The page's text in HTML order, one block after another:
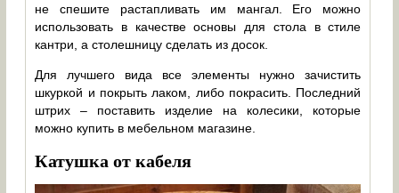
не спешите растапливать им мангал. Его можно
использовать в качестве основы для стола в стиле
кантри, а столешницу сделать из досок.
Для лучшего вида все элементы нужно зачистить
шкуркой и покрыть лаком, либо покрасить. Последний
штрих – поставить изделие на колесики, которые
можно купить в мебельном магазине.
Катушка от кабеля